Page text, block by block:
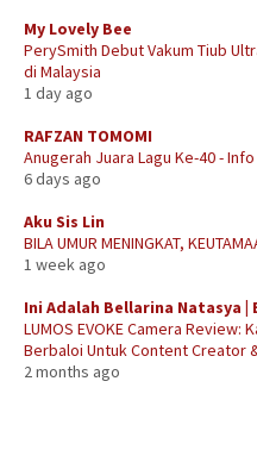
My Lovely Bee
PerySmith Debut Vakum Tiub
di Malaysia
1 day ago
RAFZAN TOMOMI
Anugerah Juara Lagu Ke-40 -
6 days ago
Aku Sis Lin
BILA UMUR MENINGKAT,
1 week ago
Ini Adalah Bellarina Natasya |
LUMOS EVOKE Camera Review:
Berbaloi Untuk Content Creator
2 months ago